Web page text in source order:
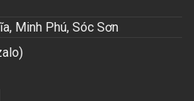
Minh Phú, Sóc Sơn